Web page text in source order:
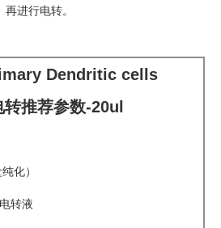
再进行电转。
Dendritic cells
推荐参数-20ul
化）
转液